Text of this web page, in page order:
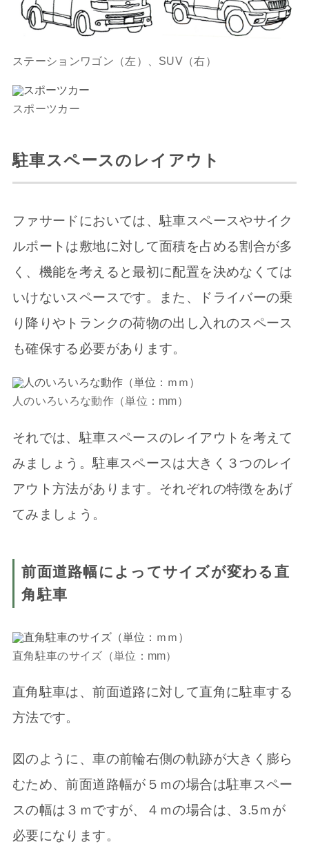
ステーションワゴン（左）、SUV（右）
スポーツカー
駐車スペースのレイアウト
ファサードにおいては、駐車スペースやサイク
ルポートは敷地に対して面積を占める割合が多
く、機能を考えると最初に配置を決めなくては
いけないスペースです。また、ドライバーの乗
り降りやトランクの荷物の出し入れのスペース
も確保する必要があります。
人のいろいろな動作（単位：mm）
それでは、駐車スペースのレイアウトを考えて
みましょう。駐車スペースは大きく３つのレイ
アウト方法があります。それぞれの特徴をあげ
てみましょう。
前面道路幅によってサイズが変わる直
角駐車
直角駐車のサイズ（単位：mm）
直角駐車は、前面道路に対して直角に駐車する
方法です。
図のように、車の前輪右側の軌跡が大きく膨ら
むため、前面道路幅が５ｍの場合は駐車スペー
スの幅は３ｍですが、４ｍの場合は、3.5ｍが
必要になります。